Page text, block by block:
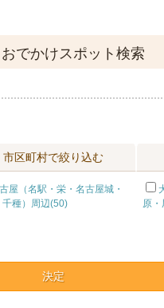
でかけスポット検索
市区町村で絞り込む
屋（名駅・栄・名古屋城・
千種）周辺(50)
原
決定